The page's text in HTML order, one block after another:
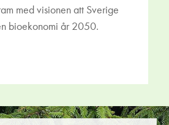
med visionen att Sverige
bioekonomi år 2050.